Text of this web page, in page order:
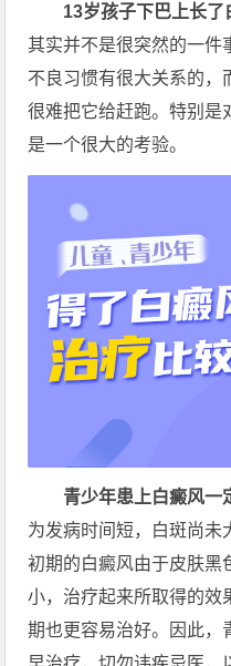
13岁孩子下巴上长了
其实并不是很突然的一件
不良习惯有很大关系的，
很难把它给赶跑。特别是
是一个很大的考验。
青少年患上白癜风一
为发病时间短，白斑尚未
初期的白癜风由于皮肤黑
小，治疗起来所取得的效
期也更容易治好。因此，